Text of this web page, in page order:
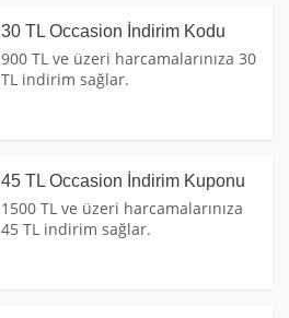
30 TL Occasion İndirim Kodu
900 TL ve üzeri harcamalarınıza 30
TL indirim sağlar.
45 TL Occasion İndirim Kuponu
1500 TL ve üzeri harcamalarınıza
45 TL indirim sağlar.